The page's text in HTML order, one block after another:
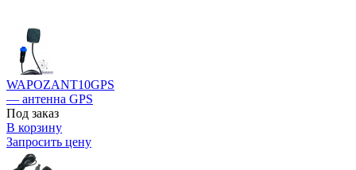
WAPOZANT10GPS
— антенна GPS
Под заказ
В корзину
Запросить цену